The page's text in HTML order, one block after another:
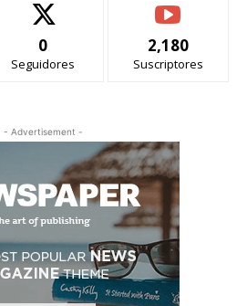
0
Seguidores
2,180
Suscriptores
- Advertisement -